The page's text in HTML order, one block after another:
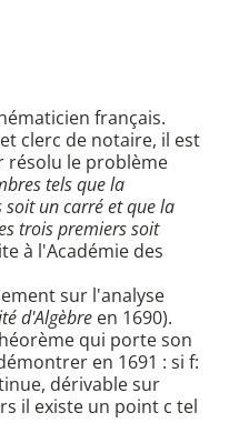
français.
clerc de notaire, il est
résolu le problème
tels que la
soit un carré et que la
trois premiers soit
à l'Académie des
sur l'analyse
d'Algèbre en 1690).
qui porte son
en 1691 : si f:
dérivable sur
il existe un point c tel